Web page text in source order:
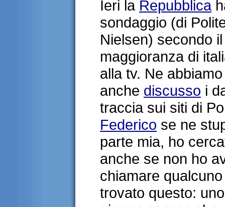
Ieri la Repubblica
sondaggio (di
Nielsen) secondo
maggioranza di
alla tv. Ne
anche discusso i
traccia sui siti di
Federico se ne
parte mia, ho
anche se non ho
chiamare
trovato questo: